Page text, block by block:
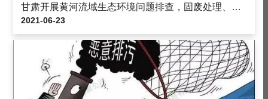
甘肃开展黄河流域生态环境问题排查，固废处理、城镇污水处理一个不漏
2021-06-23